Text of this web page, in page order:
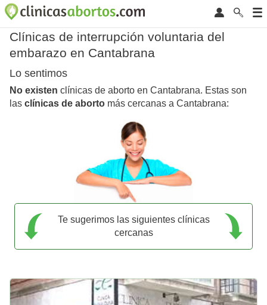
Clínicas de interrupción voluntaria del
embarazo en Cantabrana
Lo sentimos
No existen clínicas de aborto en Cantabrana. Estas son
las clínicas de aborto más cercanas a Cantabrana:
Te sugerimos las siguientes clínicas
cercanas